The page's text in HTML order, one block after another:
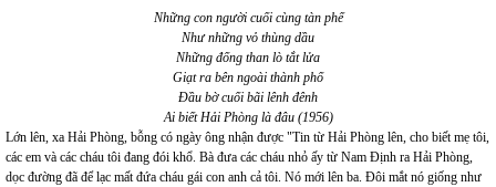
Những con người cuối cùng tàn phế
Như những vỏ thùng dầu
Những đống than lò tắt lửa
Giạt ra bên ngoài thành phố
Đầu bờ cuối bãi lênh đênh
Ai biết Hải Phòng là đâu (1956)
Lớn lên, xa Hải Phòng, bỗng có ngày ông nhận được "Tin từ Hải Phòng lên, cho biết mẹ tôi,
các em và các cháu tôi đang đói khổ. Bà đưa các cháu nhỏ ấy từ Nam Định ra Hải Phòng,
dọc đường đã để lạc mất đứa cháu gái con anh cả tôi. Nó mới lên ba. Đôi mắt nó giống như